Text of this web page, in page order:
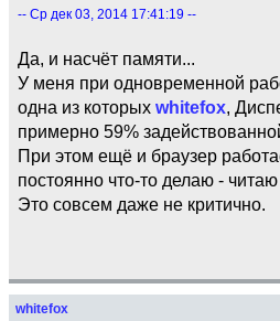
-- Ср дек 03, 2014 17:41:19 --
Да, и насчёт памяти...
У меня при одновременной
одна из которых whitefox,
примерно 59%
При этом ещё и браузер
постоянно что-то делаю -
Это совсем даже не критично.
whitefox